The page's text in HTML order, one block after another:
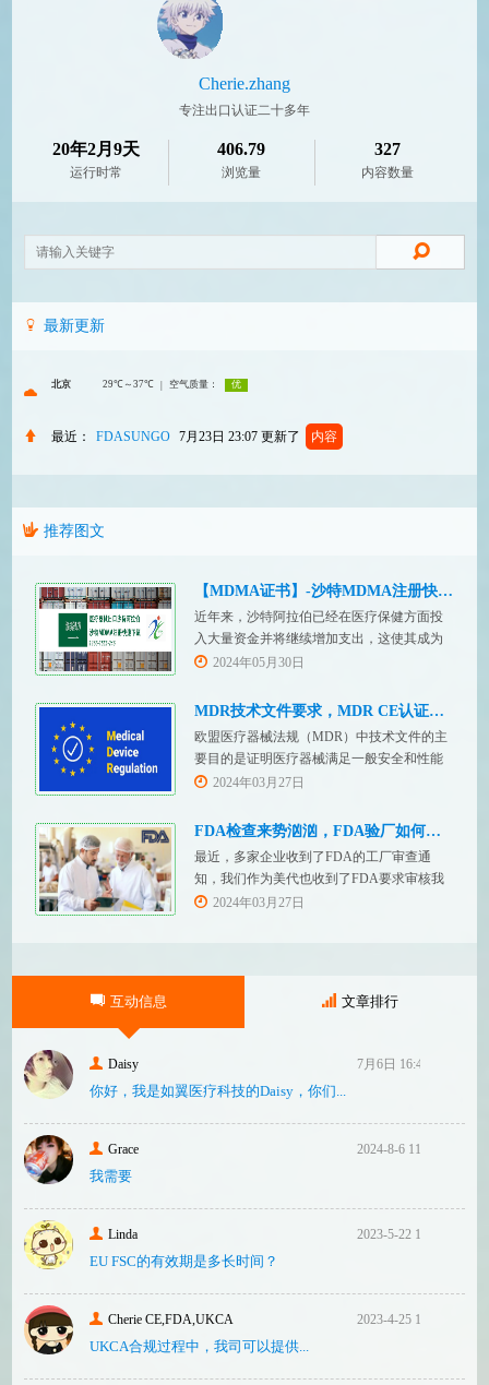
Cherie.zhang
专注出口认证二十多年
20年2月9天
运行时常
406.79
浏览量
327
内容数量
最新更新
最近： FDASUNGO 7月23日 23:07 更新了 内容
推荐图文
【MDMA证书】-沙特MDMA注册快速下证
近年来，沙特阿拉伯已经在医疗保健方面投
入大量资金并将继续增加支出，这使其成为
医疗设备制造商感兴趣的市场。然而，想要
管要求，即他们必须在沙特阿拉伯获得其设
务，FDASUNGO全球合规业务版图再添新模
块。F
2024年05月30日
MDR技术文件要求，MDR CE认证办理
欧盟医疗器械法规（MDR）中技术文件的主
要目的是证明医疗器械满足一般安全和性能
要求。无论类别如何，所有医疗设备都必须
有关技术文件的要求。MDR技术文档结构：
2024年03月27日
FDA检查来势汹汹，FDA验厂如何应对？
最近，多家企业收到了FDA的工厂审查通
知，我们作为美代也收到了FDA要求审核我
们客户验厂的通知邮件。起因是2023年12
2024年03月27日
互动信息 文章排行
Daisy 7月6日 16:47
你好，我是如翼医疗科技的Daisy，你们...
Grace 2024-8-6 11:14
我需要
Linda 2023-5-22 10:43
EU FSC的有效期是多长时间？
Cherie CE,FDA,UKCA 2023-4-25 16:24
UKCA合‮过规‬程中，我司可‮提以‬供...